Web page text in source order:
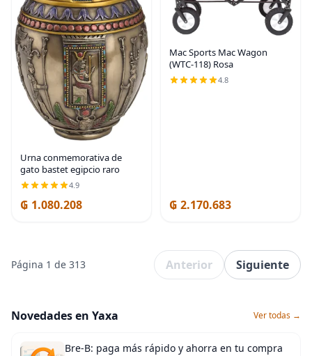
Urna conmemorativa de
gato bastet egipcio raro
4.9
₲ 1.080.208
Mac Sports Mac Wagon
(WTC-118) Rosa
4.8
₲ 2.170.683
Página 1 de 313 Anterior Siguiente
Novedades en Yaxa Ver todas →
Bre-B: paga más rápido y ahorra en tu compra